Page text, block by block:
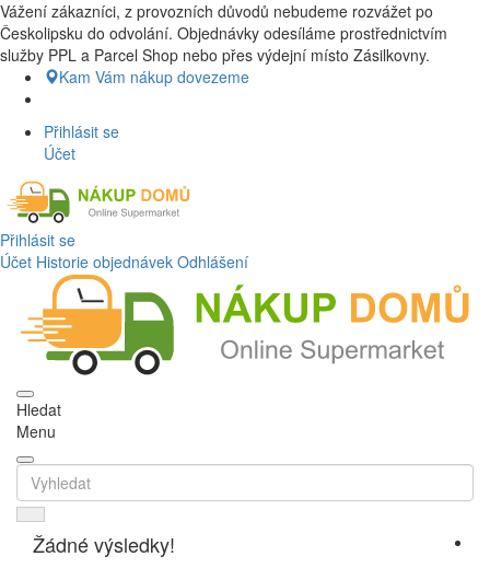
Nákup Potraviny domů, Nákup potraviny online, Čerstvé potraviny
dovezeme až k vašim dveřím. Česká lípa a okolí doprava zdarma.
Nakupdomu.cz
Vážení zákazníci, z provozních důvodů nebudeme rozvážet po
Českolipsku do odvolání. Objednávky odesíláme prostřednictvím
služby PPL a Parcel Shop nebo přes výdejní místo Zásilkovny.
Kam Vám nákup dovezeme
Přihlásit se
Účet
Přihlásit se
Účet Historie objednávek Odhlášení
Hledat
Menu
Žádné výsledky!